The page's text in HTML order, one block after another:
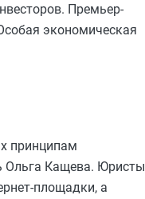
Премьер-
экономическая
принципам
Ольга Кащева. Юристы
площадки, а